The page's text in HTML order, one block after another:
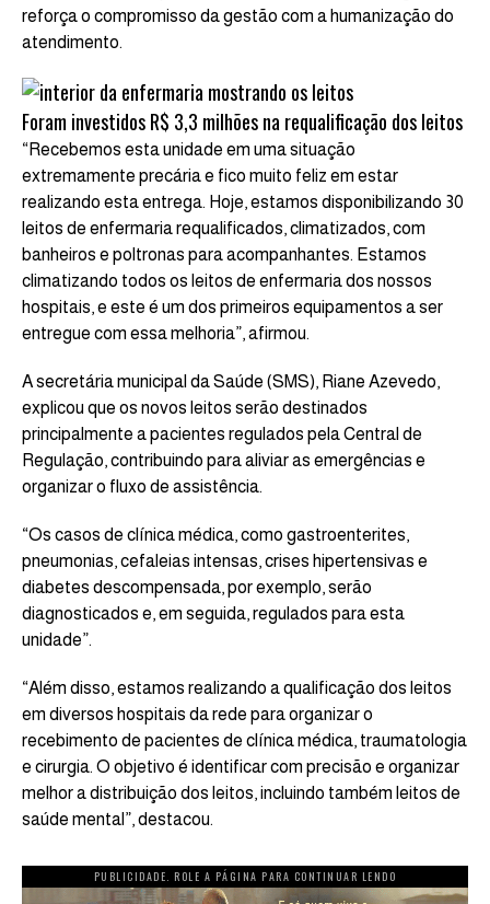
reforça o compromisso da gestão com a humanização do
atendimento.
Foram investidos R$ 3,3 milhões na requalificação dos leitos
“Recebemos esta unidade em uma situação
extremamente precária e fico muito feliz em estar
realizando esta entrega. Hoje, estamos disponibilizando 30
leitos de enfermaria requalificados, climatizados, com
banheiros e poltronas para acompanhantes. Estamos
climatizando todos os leitos de enfermaria dos nossos
hospitais, e este é um dos primeiros equipamentos a ser
entregue com essa melhoria”, afirmou.
A secretária municipal da Saúde (SMS), Riane Azevedo,
explicou que os novos leitos serão destinados
principalmente a pacientes regulados pela Central de
Regulação, contribuindo para aliviar as emergências e
organizar o fluxo de assistência.
“Os casos de clínica médica, como gastroenterites,
pneumonias, cefaleias intensas, crises hipertensivas e
diabetes descompensada, por exemplo, serão
diagnosticados e, em seguida, regulados para esta
unidade”.
“Além disso, estamos realizando a qualificação dos leitos
em diversos hospitais da rede para organizar o
recebimento de pacientes de clínica médica, traumatologia
e cirurgia. O objetivo é identificar com precisão e organizar
melhor a distribuição dos leitos, incluindo também leitos de
saúde mental”, destacou.
PUBLICIDADE. ROLE A PÁGINA PARA CONTINUAR LENDO